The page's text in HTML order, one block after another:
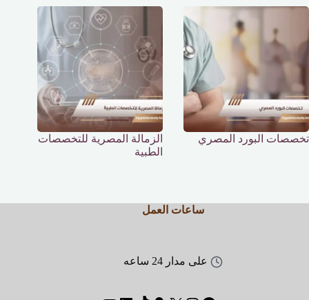
تخصصات البورد المصري
الزمالة المصرية للتخصصات
الطبية
ساعات العمل
على مدار 24 ساعه